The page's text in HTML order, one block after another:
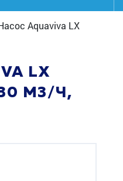
Aquaviva LX
LX
М3/Ч,